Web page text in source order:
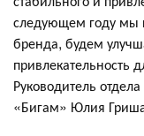
следующем году мы
бренда, будем
привлекательность
Руководитель
«Бигам» Юлия